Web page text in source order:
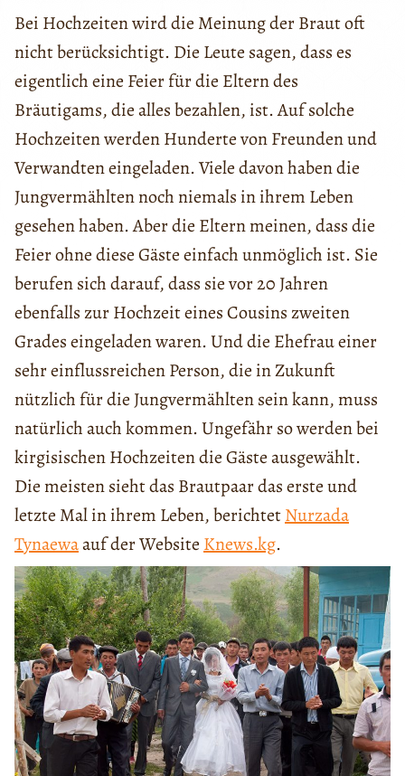
Bei Hochzeiten wird die Meinung der Braut oft
nicht berücksichtigt. Die Leute sagen, dass es
eigentlich eine Feier für die Eltern des
Bräutigams, die alles bezahlen, ist. Auf solche
Hochzeiten werden Hunderte von Freunden und
Verwandten eingeladen. Viele davon haben die
Jungvermählten noch niemals in ihrem Leben
gesehen haben. Aber die Eltern meinen, dass die
Feier ohne diese Gäste einfach unmöglich ist. Sie
berufen sich darauf, dass sie vor 20 Jahren
ebenfalls zur Hochzeit eines Cousins zweiten
Grades eingeladen waren. Und die Ehefrau einer
sehr einflussreichen Person, die in Zukunft
nützlich für die Jungvermählten sein kann, muss
natürlich auch kommen. Ungefähr so werden bei
kirgisischen Hochzeiten die Gäste ausgewählt.
Die meisten sieht das Brautpaar das erste und
letzte Mal in ihrem Leben, berichtetNurzada
Tynaewaauf der Website Knews.kg.